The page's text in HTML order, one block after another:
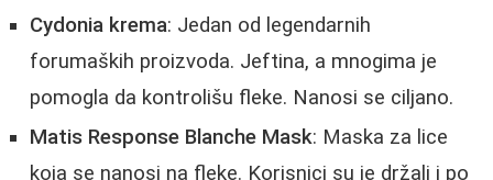
Cydonia krema: Jedan od legendarnih
forumaških proizvoda. Jeftina, a mnogima je
pomogla da kontrolišu fleke. Nanosi se ciljano.
Matis Response Blanche Mask: Maska za lice
koja se nanosi na fleke. Korisnici su je držali i po